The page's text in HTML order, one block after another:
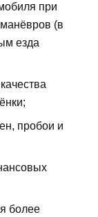
при
(в
езда
пробои и
более